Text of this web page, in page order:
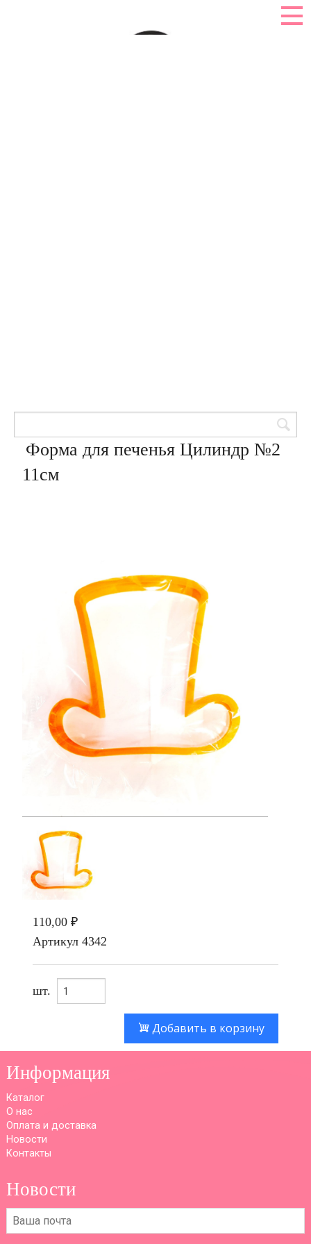
Форма для печенья Цилиндр №2
11см
110,00 ₽
Артикул 4342
шт.
Добавить в корзину
Информация
Каталог
О нас
Оплата и доставка
Новости
Контакты
Новости